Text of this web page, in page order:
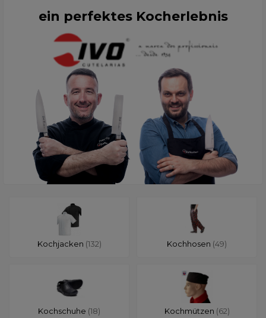
ein perfektes Kocherlebnis
Kochjacken (132) Kochhosen (49)
Kochschuhe (18) Kochmützen (62)